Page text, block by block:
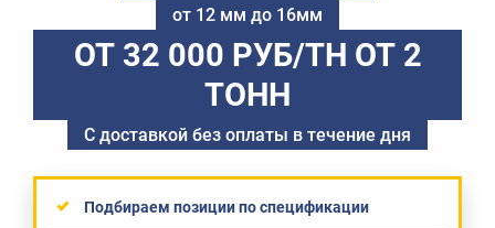
от 12 мм до 16мм
ОТ 32 000 РУБ/ТН ОТ 2
ТОНН
С доставкой без оплаты в течение дня
Подбираем позиции по спецификации